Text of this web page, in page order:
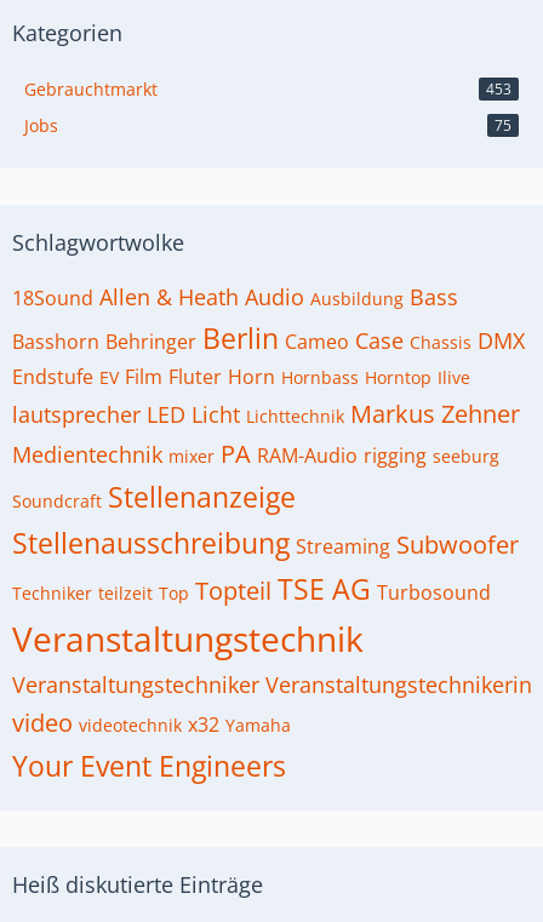
Kategorien
Gebrauchtmarkt 453
Jobs 75
Schlagwortwolke
18Sound Allen & Heath Audio Ausbildung Bass
Basshorn Behringer Berlin Cameo Case Chassis DMX
Endstufe EV Film Fluter Horn Hornbass Horntop Ilive
lautsprecher LED Licht Lichttechnik Markus Zehner
Medientechnik mixer PA RAM-Audio rigging seeburg
Soundcraft Stellenanzeige
Stellenausschreibung Streaming Subwoofer
Techniker teilzeit Top Topteil TSE AG Turbosound
Veranstaltungstechnik
Veranstaltungstechniker Veranstaltungstechnikerin
video videotechnik x32 Yamaha
Your Event Engineers
Heiß diskutierte Einträge